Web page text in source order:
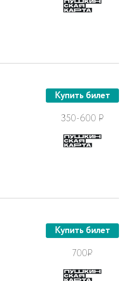
Купить билет
350-600 Р
Купить билет
700Р